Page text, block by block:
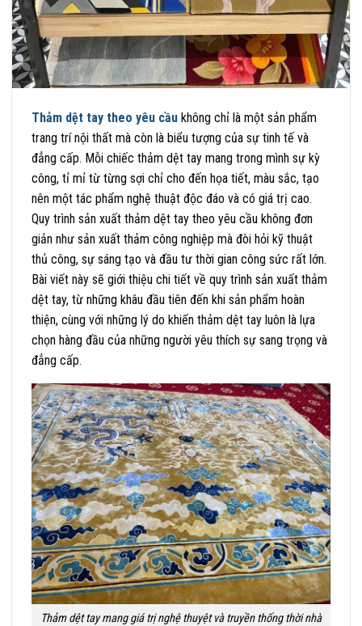
Thảm dệt tay theo yêu cầu không chỉ là một sản phẩm
trang trí nội thất mà còn là biểu tượng của sự tinh tế và
đẳng cấp. Mỗi chiếc thảm dệt tay mang trong mình sự kỳ
công, tỉ mỉ từ từng sợi chỉ cho đến họa tiết, màu sắc, tạo
nên một tác phẩm nghệ thuật độc đáo và có giá trị cao.
Quy trình sản xuất thảm dệt tay theo yêu cầu không đơn
giản như sản xuất thảm công nghiệp mà đòi hỏi kỹ thuật
thủ công, sự sáng tạo và đầu tư thời gian công sức rất lớn.
Bài viết này sẽ giới thiệu chi tiết về quy trình sản xuất thảm
dệt tay, từ những khâu đầu tiên đến khi sản phẩm hoàn
thiện, cùng với những lý do khiến thảm dệt tay luôn là lựa
chọn hàng đầu của những người yêu thích sự sang trọng và
đẳng cấp.
Thảm dệt tay mang giá trị nghệ thuyệt và truyền thống thời nhà